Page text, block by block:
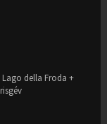
Lago della Froda +